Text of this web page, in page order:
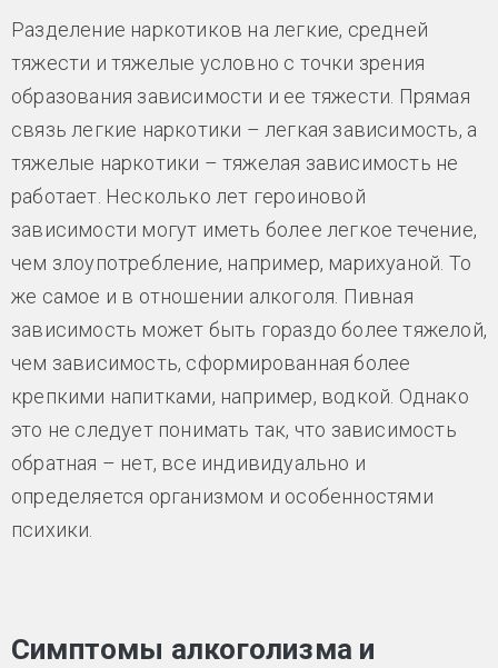
Разделение наркотиков на легкие, средней
тяжести и тяжелые условно с точки зрения
образования зависимости и ее тяжести. Прямая
связь легкие наркотики – легкая зависимость, а
тяжелые наркотики – тяжелая зависимость не
работает. Несколько лет героиновой
зависимости могут иметь более легкое течение,
чем злоупотребление, например, марихуаной. То
же самое и в отношении алкоголя. Пивная
зависимость может быть гораздо более тяжелой,
чем зависимость, сформированная более
крепкими напитками, например, водкой. Однако
это не следует понимать так, что зависимость
обратная – нет, все индивидуально и
определяется организмом и особенностями
психики.
Симптомы алкоголизма и